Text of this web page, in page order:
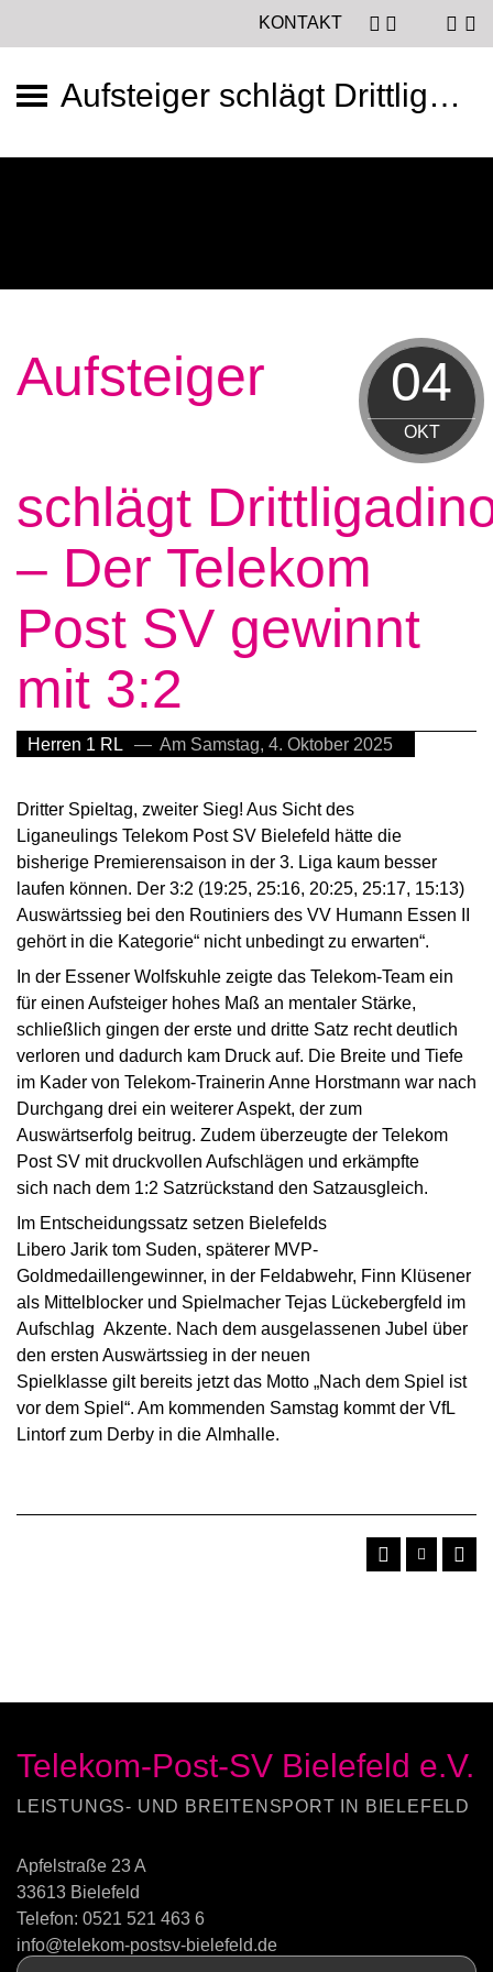
KONTAKT
Aufsteiger schlägt Drittligadinos! – Der Telekom Post SV gewinnt mit 3:2
04
OKT
Aufsteiger
schlägt
– Der Telekom
Post SV gewinnt
mit 3:2
Herren 1 RL — Am Samstag, 4. Oktober 2025
Dritter Spieltag, zweiter Sieg! Aus Sicht des
Liganeulings Telekom Post SV Bielefeld hätte die
bisherige Premierensaison in der 3. Liga kaum besser
laufen können. Der 3:2 (19:25, 25:16, 20:25, 25:17, 15:13)
Auswärtssieg bei den Routiniers des VV Humann Essen II
gehört in die Kategorie“ nicht unbedingt zu erwarten“.
In der Essener Wolfskuhle zeigte das Telekom-Team ein
für einen Aufsteiger hohes Maß an mentaler Stärke,
schließlich gingen der erste und dritte Satz recht deutlich
verloren und dadurch kam Druck auf. Die Breite und Tiefe
im Kader von Telekom-Trainerin Anne Horstmann war nach
Durchgang drei ein weiterer Aspekt, der zum
Auswärtserfolg beitrug. Zudem überzeugte der Telekom
Post SV mit druckvollen Aufschlägen und erkämpfte
sich nach dem 1:2 Satzrückstand den Satzausgleich.
Im Entscheidungssatz setzen Bielefelds
Libero Jarik tom Suden, späterer MVP-
Goldmedaillengewinner, in der Feldabwehr, Finn Klüsener
als Mittelblocker und Spielmacher Tejas Lückebergfeld im
Aufschlag Akzente. Nach dem ausgelassenen Jubel über
den ersten Auswärtssieg in der neuen
Spielklasse gilt bereits jetzt das Motto „Nach dem Spiel ist
vor dem Spiel“. Am kommenden Samstag kommt der VfL
Lintorf zum Derby in die Almhalle.
Telekom-Post-SV Bielefeld e.V.
LEISTUNGS- UND BREITENSPORT IN BIELEFELD
Apfelstraße 23 A
33613 Bielefeld
Telefon: 0521 521 463 6
info@telekom-postsv-bielefeld.de